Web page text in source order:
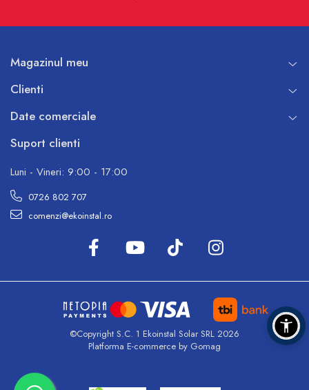
Magazinul meu
Clienti
Date comerciale
Suport clienti
Luni - Vineri: 9:00 - 17:00
0726 802 707
comenzi@ekoinstal.ro
©Copyright S.C. 1 Ekoinstal Solar SRL 2026
Platforma E-commerce by Gomag